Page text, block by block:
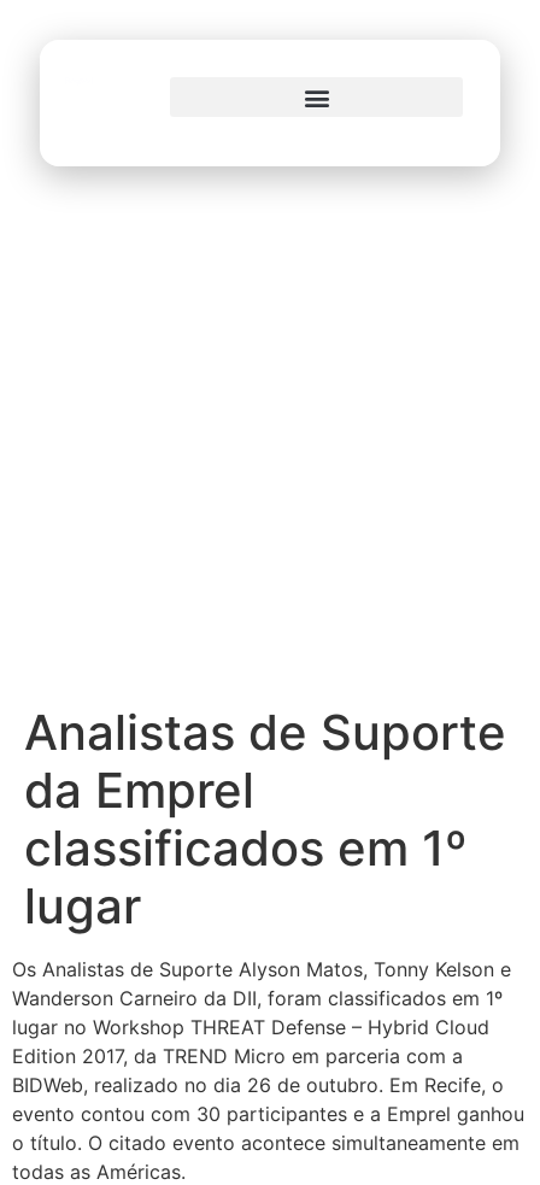
Analistas de Suporte
da Emprel
classificados em 1º
lugar
Os Analistas de Suporte Alyson Matos, Tonny Kelson e
Wanderson Carneiro da DII, foram classificados em 1º
lugar no Workshop THREAT Defense – Hybrid Cloud
Edition 2017, da TREND Micro em parceria com a
BIDWeb, realizado no dia 26 de outubro. Em Recife, o
evento contou com 30 participantes e a Emprel ganhou
o título. O citado evento acontece simultaneamente em
todas as Américas.